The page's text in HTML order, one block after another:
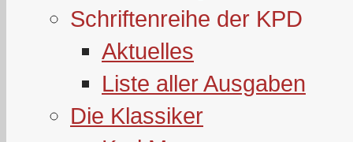
Schriftenreihe der KPD
Aktuelles
Liste aller Ausgaben
Die Klassiker